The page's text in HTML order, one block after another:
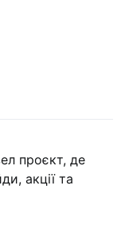
проєкт, де
акції та